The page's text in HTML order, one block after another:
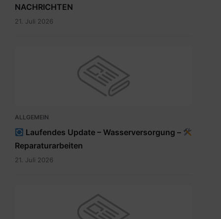
NACHRICHTEN
21. Juli 2026
ALLGEMEIN
Laufendes Update – Wasserversorgung –
Reparaturarbeiten
21. Juli 2026